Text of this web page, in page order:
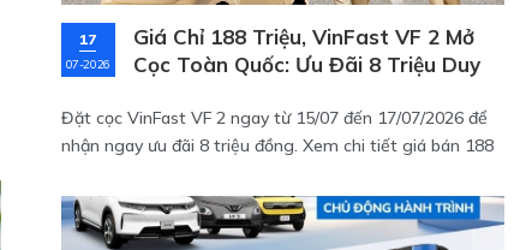
17
07-2026
Giá Chỉ 188 Triệu, VinFast VF 2 Mở
Cọc Toàn Quốc: Ưu Đãi 8 Triệu Duy
Đặt cọc VinFast VF 2 ngay từ 15/07 đến 17/07/2026 để
nhận ngay ưu đãi 8 triệu đồng. Xem chi tiết giá bán 188
hành cực tốt của mẫu xe điện mini đô thị này tại đây!